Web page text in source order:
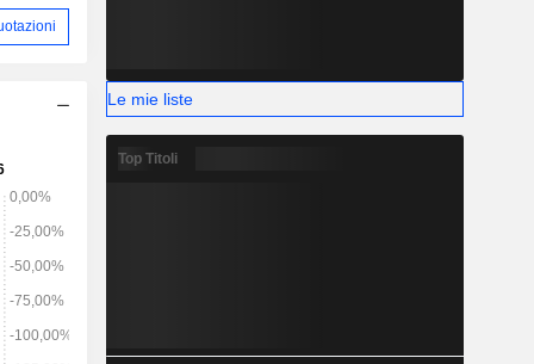
Le mie liste
Top Titoli